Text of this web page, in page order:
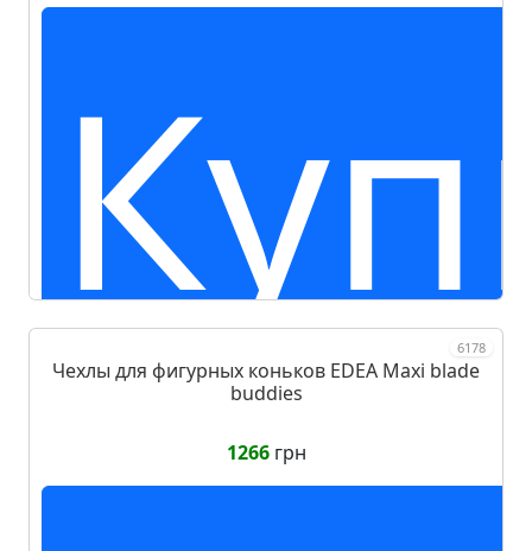
6178
Чехлы для фигурных коньков EDEA Maxi blade
buddies
1266грн